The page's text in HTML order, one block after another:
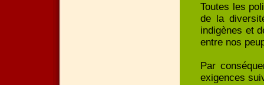
Toutes les
de la
indigènes et
entre nos
Par
exigences